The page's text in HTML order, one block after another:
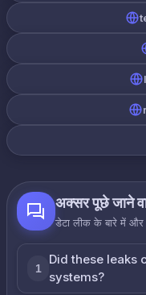
अक्सर पूछे जाने
डेटा लीक के बारे में और
1
Did these leaks
systems?